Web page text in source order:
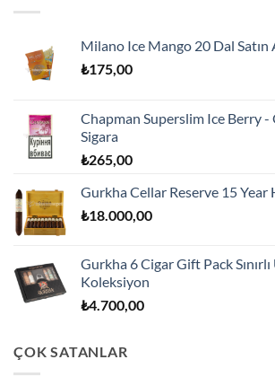
Milano Ice Mango 20 Dal Satın
₺175,00
Chapman Superslim Ice Berry
Sigara
₺265,00
Gurkha Cellar Reserve 15 Year
₺18.000,00
Gurkha 6 Cigar Gift Pack
Koleksiyon
₺4.700,00
ÇOK SATANLAR